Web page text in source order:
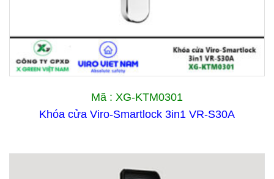
Mã : XG-KTM0301
Khóa cửa Viro-Smartlock 3in1 VR-S30A